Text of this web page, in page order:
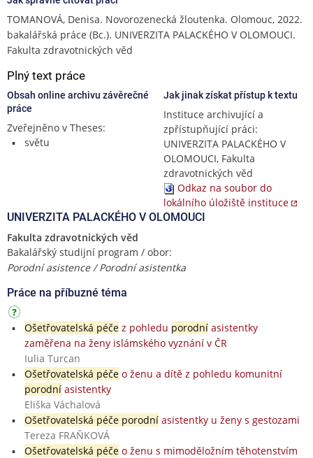
TOMANOVÁ, Denisa. Novorozenecká žloutenka. Olomouc, 2022.
bakalářská práce (Bc.). UNIVERZITA PALACKÉHO V OLOMOUCI.
Fakulta zdravotnických věd
Plný text práce
Obsah online archivu závěrečné
práce
Zveřejněno v Theses:
světu
Jak jinak získat přístup k textu
Instituce archivující a
zpřístupňující práci:
UNIVERZITA PALACKÉHO V
OLOMOUCI, Fakulta
zdravotnických věd
Odkaz na soubor do
lokálního úložiště instituce
UNIVERZITA PALACKÉHO V OLOMOUCI
Fakulta zdravotnických věd
Bakalářský studijní program / obor:
Porodní asistence / Porodní asistentka
Práce na příbuzné téma
Ošetřovatelská péčez pohledu porodníasistentky
zaměřena na ženy islámského vyznání v ČR
Iulia Turcan
Ošetřovatelská péčeo ženu a dítě z pohledu komunitní
porodníasistentky
Eliška Váchalová
Ošetřovatelská péče porodníasistentky u ženy s gestozami
Tereza FRAŇKOVÁ
Ošetřovatelská péčeo ženu s mimoděložním těhotenstvím